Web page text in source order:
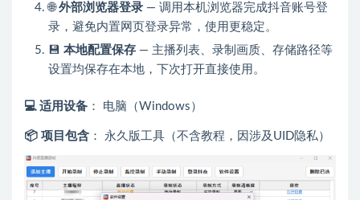
🌐外部浏览器登录 — 调用本机浏览器完成抖音账号登
录，避免内置网页登录异常，使用更稳定。
💾 本地配置保存 — 主播列表、录制画质、存储路径等
设置均保存在本地，下次打开直接使用。
💻 适用设备 ： 电脑（Windows）
📦 项目包含 ： 永久版工具（不含教程，因涉及UID隐私）